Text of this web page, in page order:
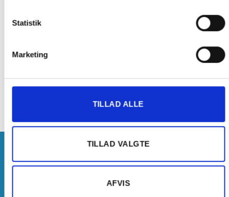
Statistik
Marketing
TILLAD ALLE
TILLAD VALGTE
AFVIS
MOTOROLA MDC10W Wifi